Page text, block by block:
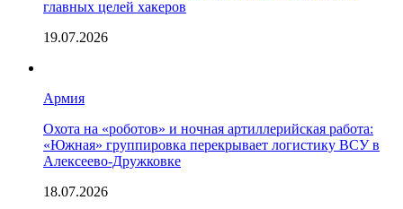
главных целей хакеров
19.07.2026
Армия
Охота на «роботов» и ночная артиллерийская работа:
«Южная» группировка перекрывает логистику ВСУ в
Алексеево-Дружковке
18.07.2026